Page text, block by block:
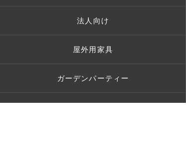
法人向け
屋外用家具
ガーデンパーティー